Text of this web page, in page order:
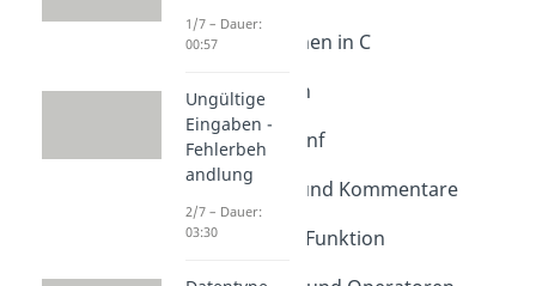
Funktionen in C
Intro Funktionen in C
Main-Funktion
Dauer: 03:50
printf und scanf
Dauer: 04:16
Bibliotheken und Kommentare
Dauer: 04:41
Die getchar()-Funktion
1/7 – Dauer:
00:57
Ungültige
Eingaben -
Fehlerbeh
andlung
2/7 – Dauer:
03:30